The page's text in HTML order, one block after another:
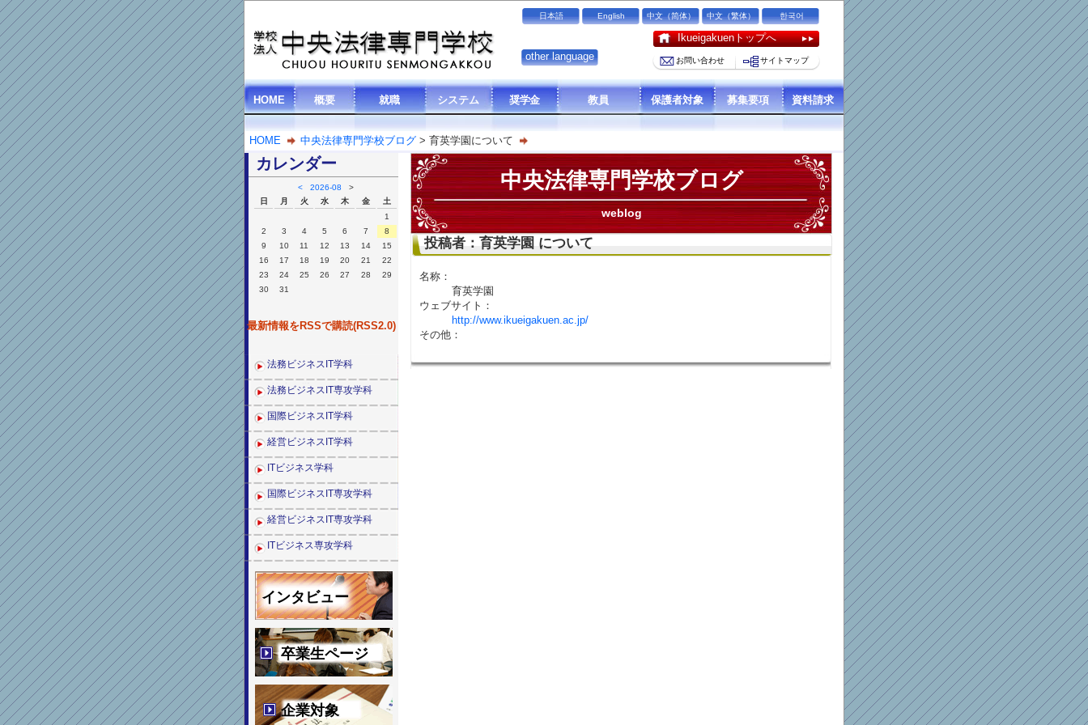
Ikueigakuenトップへ
お問い合わせ サイトマップ
日本語 English 中文（简体） 中文（繁体） 한국어
other language
HOME 概要 就職 システム 奨学金 教員 保護者対象 募集要項 資料請求
HOME 中央法律専門学校ブログ > 育英学園について
中央法律専門学校ブログ
weblog
投稿者：育英学園 について
名称：
育英学園
ウェブサイト：
http://www.ikueigakuen.ac.jp/
その他：
カレンダー
< 2026-08 >
日
月 火 水 木 金
土
1
2
3 4 5 6 7
8
9
10 11 12 13 14
15
16
17 18 19 20 21
22
23
24 25 26 27 28
29
30
31
最新情報をRSSで購読(RSS2.0)
法務ビジネスIT学科
法務ビジネスIT専攻学科
国際ビジネスIT学科
経営ビジネスIT学科
ITビジネス学科
国際ビジネスIT専攻学科
経営ビジネスIT専攻学科
ITビジネス専攻学科
インタビュー
卒業生ページ
企業対象